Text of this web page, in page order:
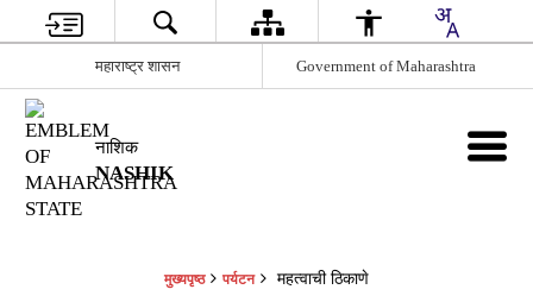
महाराष्ट्र शासन Government of Maharashtra
नाशिक
NASHIK
मुख्यपृष्ठ पर्यटन महत्वाची ठिकाणे